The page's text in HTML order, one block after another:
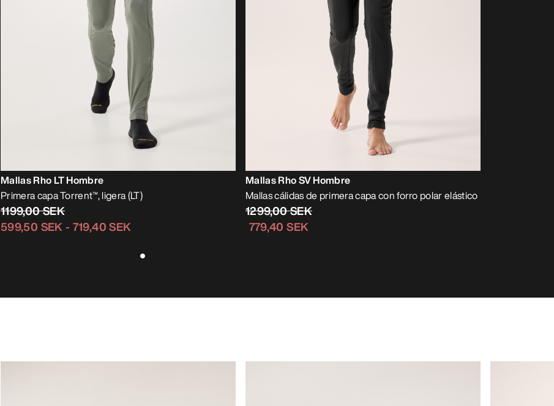
Mallas Rho LT Hombre
Primera capa Torrent™, ligera (LT)
1199,00 SEK
599,50 SEK- 719,40 SEK
Mallas Rho SV Hombre
Mallas cálidas de primera capa con forro polar elástico
1299,00 SEK
779,40 SEK